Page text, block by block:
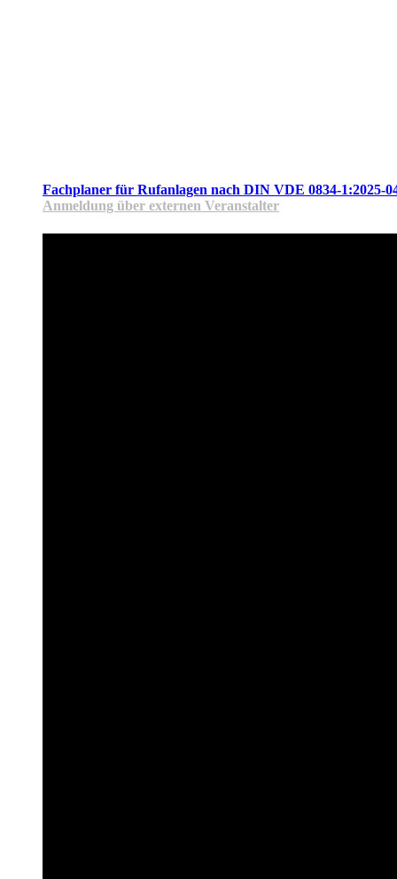
Fachplaner für Rufanlagen nach DIN VDE 0834-1:2025-
Anmeldung über externen Veranstalter